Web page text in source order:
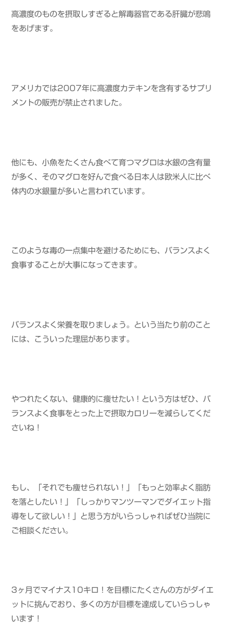
高濃度のものを摂取しすぎると解毒器官である肝臓が悲鳴
をあげます。
アメリカでは2007年に高濃度カテキンを含有するサプリ
メントの販売が禁止されました。
他にも、小魚をたくさん食べて育つマグロは水銀の含有量
が多く、そのマグロを好んで食べる日本人は欧米人に比べ
体内の水銀量が多いと言われています。
このような毒の一点集中を避けるためにも、バランスよく
食事することが大事になってきます。
バランスよく栄養を取りましょう。という当たり前のこと
には、こういった理屈があります。
やつれたくない、健康的に痩せたい！という方はぜひ、バ
ランスよく食事をとった上で摂取カロリーを減らしてくだ
さいね！
もし、「それでも痩せられない！」「もっと効率よく脂肪
を落としたい！」「しっかりマンツーマンでダイエット指
導をして欲しい！」と思う方がいらっしゃればぜひ当院に
ご相談ください。
3ヶ月でマイナス10キロ！を目標にたくさんの方がダイエ
ットに挑んでおり、多くの方が目標を達成していらっしゃ
います！